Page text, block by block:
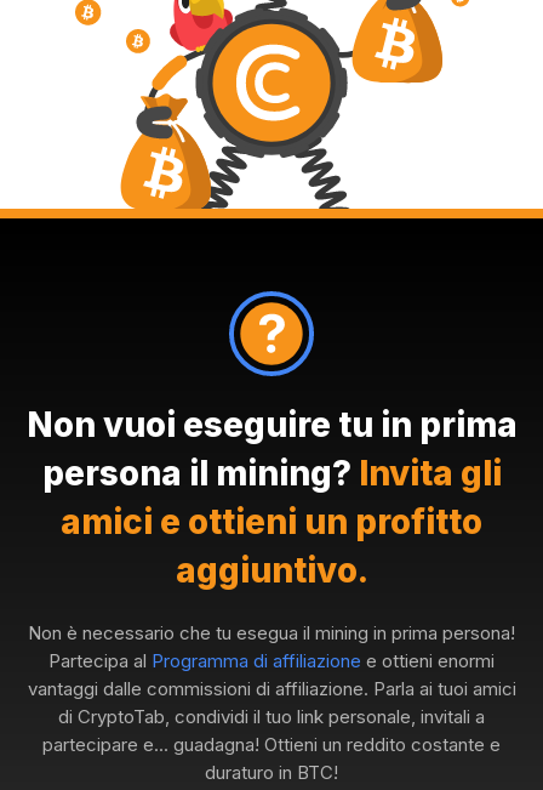
Non vuoi eseguire tu in prima
persona il mining? Invita gli
amici e ottieni un profitto
aggiuntivo.
Non è necessario che tu esegua il mining in prima persona!
Partecipa al Programma di affiliazione e ottieni enormi
vantaggi dalle commissioni di affiliazione. Parla ai tuoi amici
di CryptoTab, condividi il tuo link personale, invitali a
partecipare e... guadagna! Ottieni un reddito costante e
duraturo in BTC!